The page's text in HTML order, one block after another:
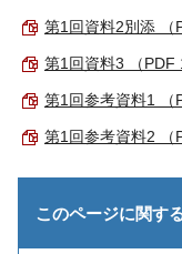
第1回資料2別添 （
第1回資料3 （PDF
第1回参考資料1 （
第1回参考資料2 （
このページに関す